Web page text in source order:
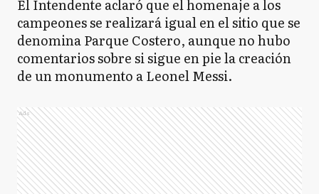
El Intendente aclaró que el homenaje a los
campeones se realizará igual en el sitio que se
denomina Parque Costero, aunque no hubo
comentarios sobre si sigue en pie la creación
de un monumento a Leonel Messi.
Ads